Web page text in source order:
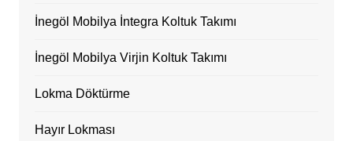
İnegöl Mobilya İntegra Koltuk Takımı
İnegöl Mobilya Virjin Koltuk Takımı
Lokma Döktürme
Hayır Lokması